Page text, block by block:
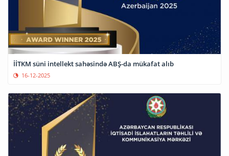
İİTKM süni intellekt sahəsində ABŞ-da mükafat alıb
16-12-2025